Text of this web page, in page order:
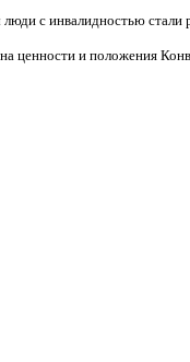
с инвалидностью стали
ценности и положения